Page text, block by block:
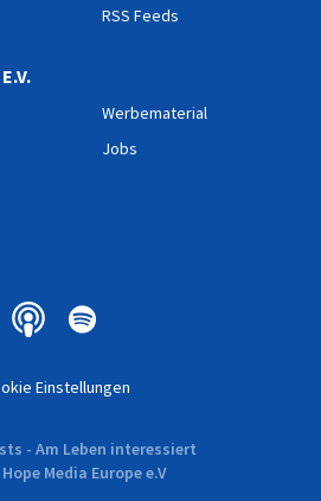
RSS Feeds
Werbematerial
Jobs
Einstellungen
- Am Leben interessiert
Hope Media Europe e.V